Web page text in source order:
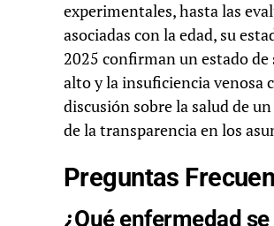
experimentales, hasta las
asociadas con la edad, su
2025 confirman un estado
alto y la insuficiencia venosa
discusión sobre la salud de
de la transparencia en los
Preguntas
¿Qué enfermedad